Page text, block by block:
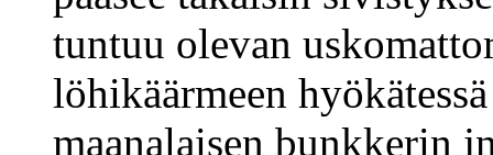
tuntuu olevan
löhikäärmeen
maanalaisen bunkkerin